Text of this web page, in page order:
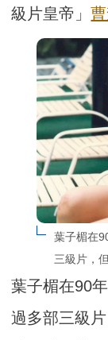
級片皇帝」
葉子楣在
三級片，
葉子楣在90
過多部三級